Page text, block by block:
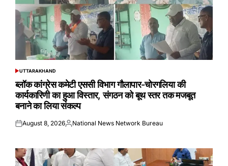
POSTED
UTTARAKHAND
ब्लॉक कांग्रेस कमेटी एससी विभाग गौलापार-चोरगलिया की
कार्यकारिणी का हुआ विस्तार, संगठन को बूथ स्तर तक मजबूत
बनाने का लिया संकल्प
Posted
August 8, 2026Posted
National News Network Bureau